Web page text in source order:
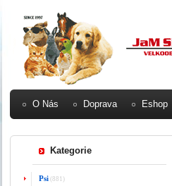
O Nás Doprava Eshop
Kategorie
Psi (881)